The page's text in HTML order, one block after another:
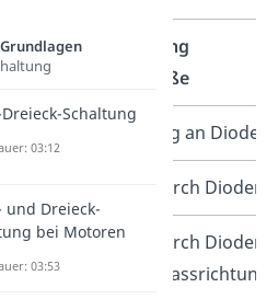
Bedeutung
Kenngröße
Spannung an Dioden
Strom durch Dioden
oder
Strom durch Dioden
in Durchlassrichtung
Schaltung
03:12
und Dreieck-
bei Motoren
03:53